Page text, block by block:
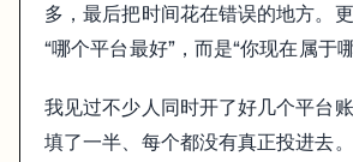
怎么判断自己先去哪类平台
先去更容易拿到第一单、第一段评价或第一段
多，最后把时间花在错误的地方。
“哪个平台最好”，而是“你现在属于
我见过不少人同时开了好几个平台
填了一半、每个都没有真正投进去